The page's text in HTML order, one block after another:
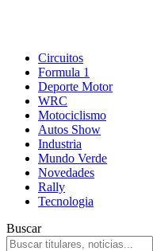
Circuitos
Formula 1
Deporte Motor
WRC
Motociclismo
Autos Show
Industria
Mundo Verde
Novedades
Rally
Tecnologia
Buscar